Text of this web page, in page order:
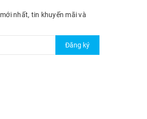
nhất, tin khuyến mãi và
Đăng ký